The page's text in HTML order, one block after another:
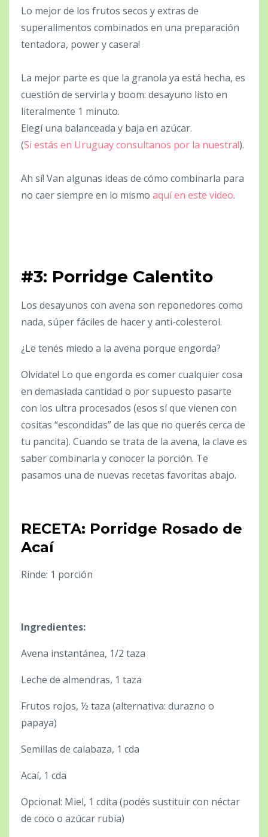
Lo mejor de los frutos secos y extras de
superalimentos combinados en una preparación
tentadora, power y casera!
La mejor parte es que la granola ya está hecha, es
cuestión de servirla y boom: desayuno listo en
literalmente 1 minuto.
Elegí una balanceada y baja en azúcar.
(Si estás en Uruguay consultanos por la nuestra!).
Ah sí! Van algunas ideas de cómo combinarla para
no caer siempre en lo mismo aquí en este video.
#3: Porridge Calentito
Los desayunos con avena son reponedores como
nada, súper fáciles de hacer y anti-colesterol.
¿Le tenés miedo a la avena porque engorda?
Olvidate! Lo que engorda es comer cualquier cosa
en demasiada cantidad o por supuesto pasarte
con los ultra procesados (esos sí que vienen con
cositas “escondidas” de las que no querés cerca de
tu pancita). Cuando se trata de la avena, la clave es
saber combinarla y conocer la porción. Te
pasamos una de nuevas recetas favoritas abajo.
RECETA: Porridge Rosado de
Acaí
Rinde: 1 porción
Ingredientes:
Avena instantánea, 1/2 taza
Leche de almendras, 1 taza
Frutos rojos, ½ taza (alternativa: durazno o
papaya)
Semillas de calabaza, 1 cda
Acaí, 1 cda
Opcional: Miel, 1 cdita (podés sustituir con néctar
de coco o azúcar rubia)